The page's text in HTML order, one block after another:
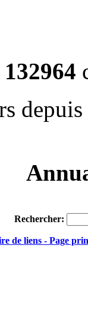
132964
Rechercher:
de liens - Page